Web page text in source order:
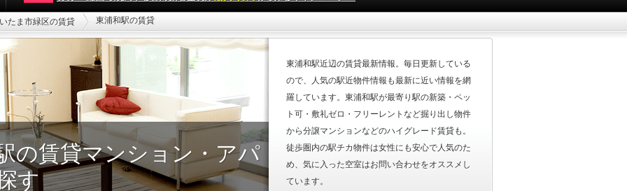
たま市緑区の賃貸 東浦和駅の賃貸
の賃貸マンション・アパ
す
東浦和駅近辺の賃貸最新情報。毎日更新している
ので、人気の駅近物件情報も最新に近い情報を網
羅しています。東浦和駅が最寄り駅の新築・ペッ
ト可・敷礼ゼロ・フリーレントなど掘り出し物件
から分譲マンションなどのハイグレード賃貸も。
徒歩圏内の駅チカ物件は女性にも安心で人気のた
め、気に入った空室はお問い合わせをオススメし
ています。